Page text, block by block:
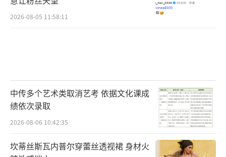
2026-08-05 11:58:11
中传多个艺术类取消艺考 依据文化课成
绩依次录取
2026-08-06 10:42:35
坎蒂丝斯瓦内普尔穿蕾丝透视裙 身材火